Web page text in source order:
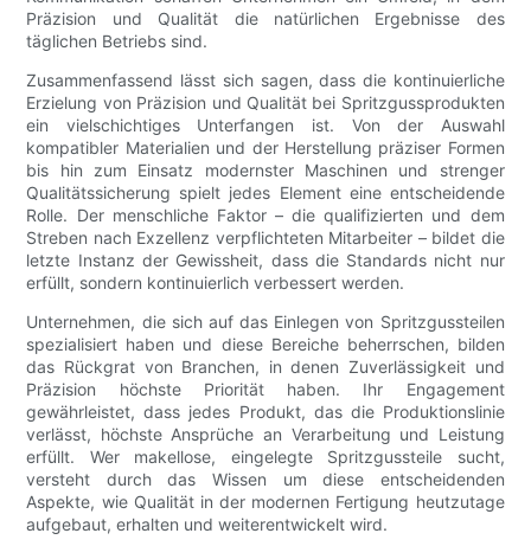
Präzision und Qualität die natürlichen Ergebnisse des
täglichen Betriebs sind.
Zusammenfassend lässt sich sagen, dass die kontinuierliche
Erzielung von Präzision und Qualität bei Spritzgussprodukten
ein vielschichtiges Unterfangen ist. Von der Auswahl
kompatibler Materialien und der Herstellung präziser Formen
bis hin zum Einsatz modernster Maschinen und strenger
Qualitätssicherung spielt jedes Element eine entscheidende
Rolle. Der menschliche Faktor – die qualifizierten und dem
Streben nach Exzellenz verpflichteten Mitarbeiter – bildet die
letzte Instanz der Gewissheit, dass die Standards nicht nur
erfüllt, sondern kontinuierlich verbessert werden.
Unternehmen, die sich auf das Einlegen von Spritzgussteilen
spezialisiert haben und diese Bereiche beherrschen, bilden
das Rückgrat von Branchen, in denen Zuverlässigkeit und
Präzision höchste Priorität haben. Ihr Engagement
gewährleistet, dass jedes Produkt, das die Produktionslinie
verlässt, höchste Ansprüche an Verarbeitung und Leistung
erfüllt. Wer makellose, eingelegte Spritzgussteile sucht,
versteht durch das Wissen um diese entscheidenden
Aspekte, wie Qualität in der modernen Fertigung heutzutage
aufgebaut, erhalten und weiterentwickelt wird.